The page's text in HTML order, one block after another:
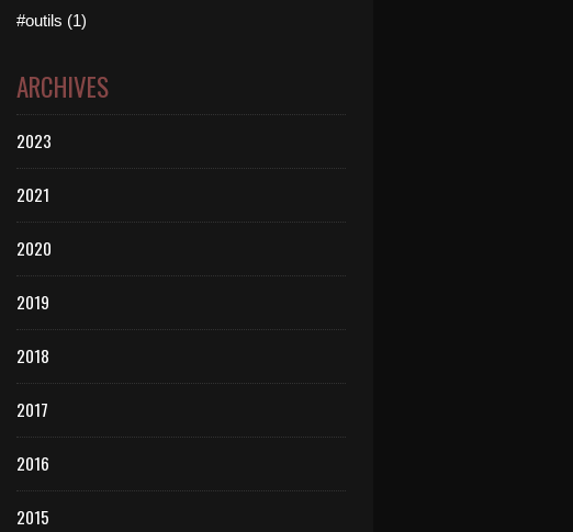
#outils (1)
ARCHIVES
2023
2021
2020
2019
2018
2017
2016
2015